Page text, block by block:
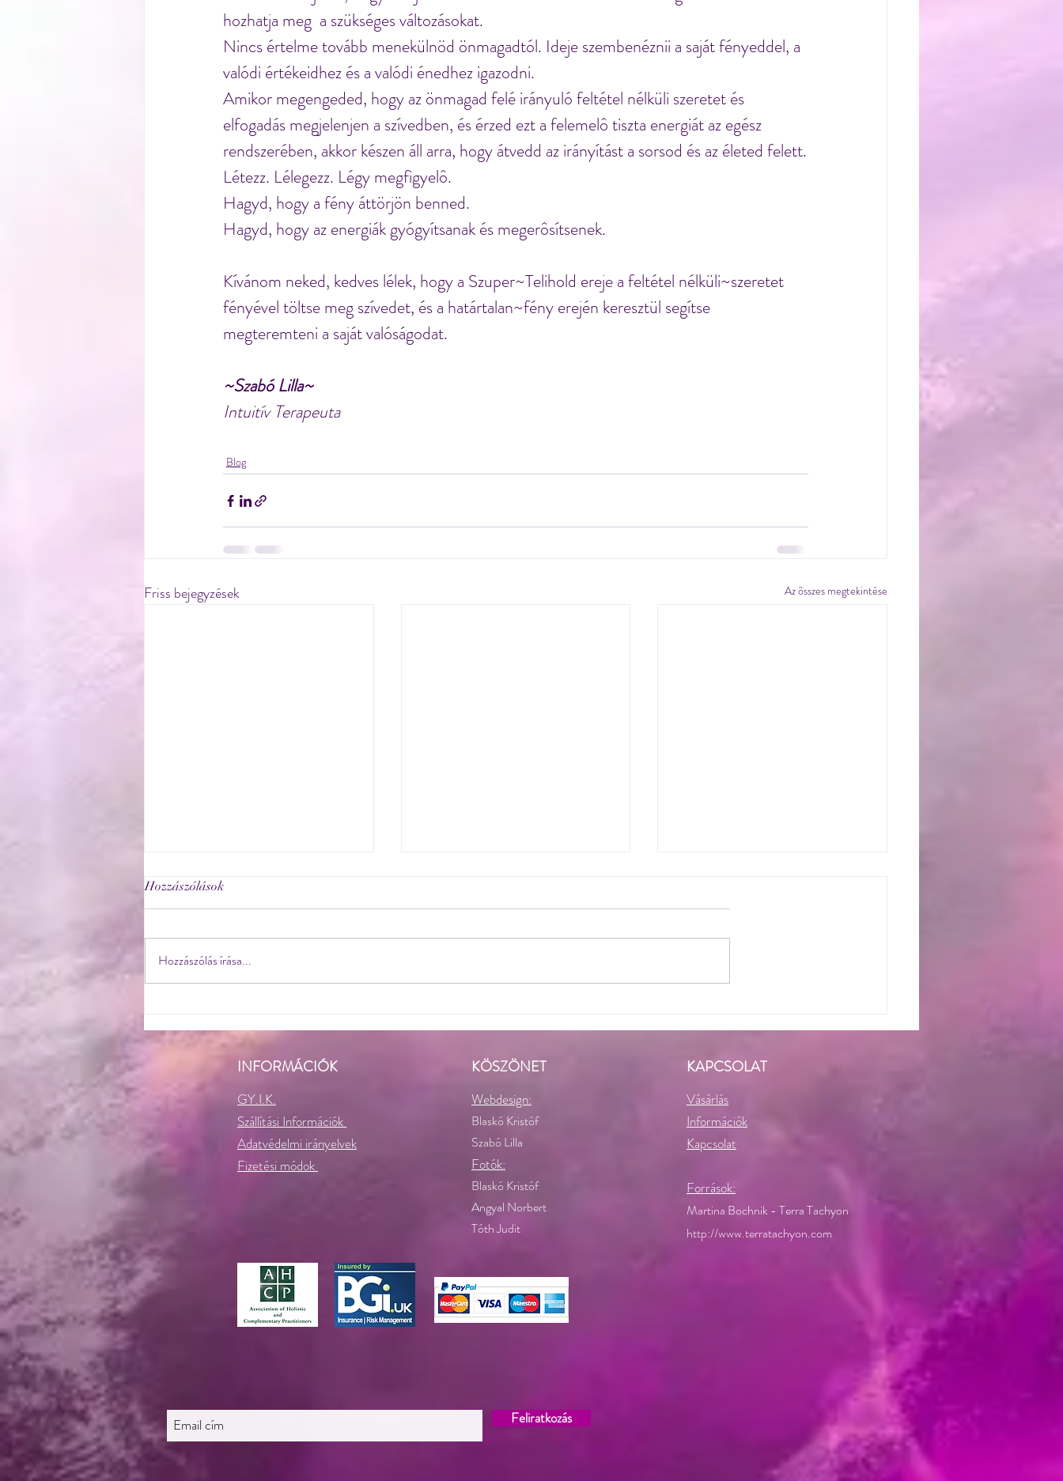
hozhatja meg  a szükséges változásokat.
Nincs értelme tovább menekülnöd önmagadtól. Ideje szembenéznii a saját fényeddel, a
valódi értékeidhez és a valódi énedhez igazodni.
Amikor megengeded, hogy az önmagad felé irányuló feltétel nélküli szeretet és
elfogadás megjelenjen a szívedben, és érzed ezt a felemelô tiszta energiát az egész
rendszerében, akkor készen áll arra, hogy átvedd az irányítást a sorsod és az életed felett.
Létezz. Lélegezz. Légy megfigyelô.
Hagyd, hogy a fény áttörjön benned.
Hagyd, hogy az energiák gyógyítsanak és megerôsítsenek.
Kívánom neked, kedves lélek, hogy a Szuper~Telihold ereje a feltétel nélküli~szeretet
fényével töltse meg szívedet, és a határtalan~fény erején keresztül segítse
megteremteni a saját valóságodat.
~Szabó Lilla~
Intuitív Terapeuta
Blog
Friss bejegyzések Az összes megtekintése
Önszeretet
Hozzászólások
Hozzászólás írása...
INFORMÁCIÓK
GY.I.K.
Szállítási Információk
Adatvédelmi irányelvek
Fizetési módok
KÖSZÖNET
Webdesign:
Blaskó Kristóf
Szabó Lilla
Fotók:
Blaskó Kristóf
Angyal Norbert
Tóth Judit
Feliratkozás
KAPCSOLAT
Vásárlás
Információk
Kapcsolat
Források:
Martina Bochnik - Terra Tachyon
http://www.terratachyon.com